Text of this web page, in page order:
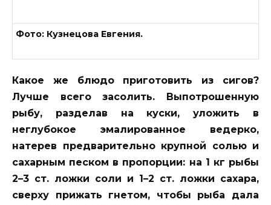
Фото: Кузнецова Евгения.
Какое же блюдо приготовить из сигов?
Лучше всего засолить. Выпотрошенную
рыбу, разделав на куски, уложить в
неглубокое эмалированное ведерко,
натерев предварительно крупной солью и
сахарным песком в пропорции: на 1 кг рыбы
2–3 ст. ложки соли и 1–2 ст. ложки сахара,
сверху прижать гнетом, чтобы рыба дала